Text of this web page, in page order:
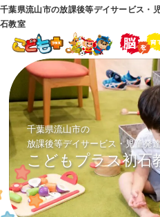
千葉県流山市の放課後等デイサービス
石教室
千葉県流山市の
放課後等デイサービス・児童発
こどもプラス初石